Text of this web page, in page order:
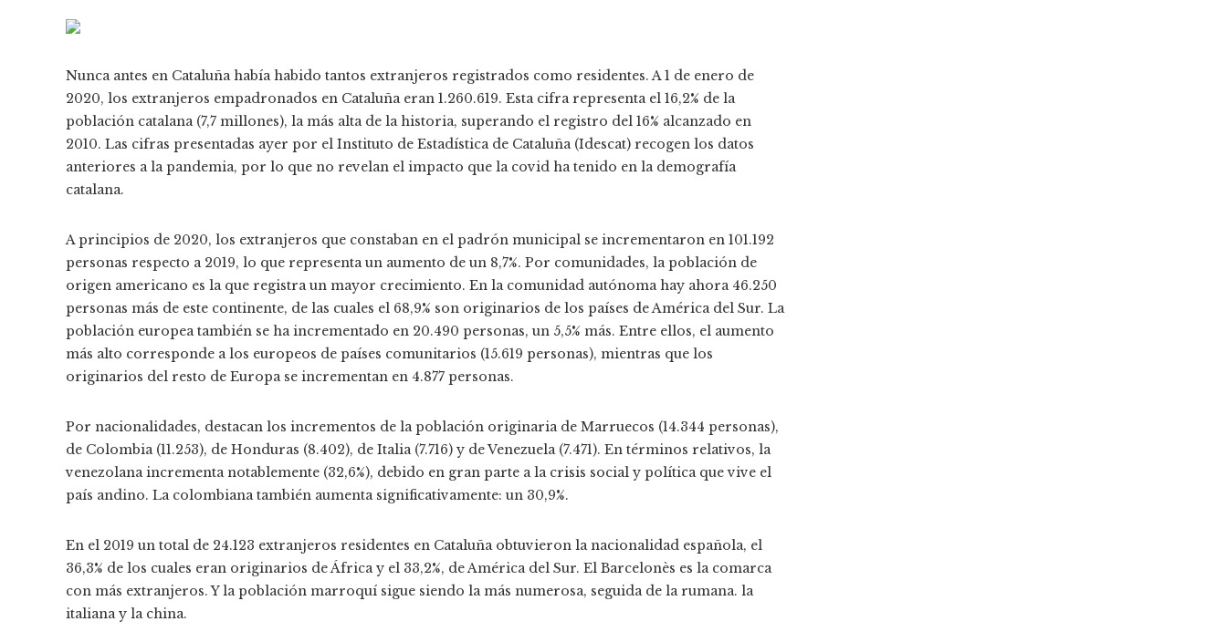
Nunca antes en Cataluña había habido tantos extranjeros registrados como residentes. A 1 de enero de
2020, los extranjeros empadronados en Cataluña eran 1.260.619. Esta cifra representa el 16,2% de la
población catalana (7,7 millones), la más alta de la historia, superando el registro del 16% alcanzado en
2010. Las cifras presentadas ayer por el Instituto de Estadística de Cataluña (Idescat) recogen los datos
anteriores a la pandemia, por lo que no revelan el impacto que la covid ha tenido en la demografía
catalana.
A principios de 2020, los extranjeros que constaban en el padrón municipal se incrementaron en 101.192
personas respecto a 2019, lo que representa un aumento de un 8,7%. Por comunidades, la población de
origen americano es la que registra un mayor crecimiento. En la comunidad autónoma hay ahora 46.250
personas más de este continente, de las cuales el 68,9% son originarios de los países de América del Sur. La
población europea también se ha incrementado en 20.490 personas, un 5,5% más. Entre ellos, el aumento
más alto corresponde a los europeos de países comunitarios (15.619 personas), mientras que los
originarios del resto de Europa se incrementan en 4.877 personas.
Por nacionalidades, destacan los incrementos de la población originaria de Marruecos (14.344 personas),
de Colombia (11.253), de Honduras (8.402), de Italia (7.716) y de Venezuela (7.471). En términos relativos, la
venezolana incrementa notablemente (32,6%), debido en gran parte a la crisis social y política que vive el
país andino. La colombiana también aumenta significativamente: un 30,9%.
En el 2019 un total de 24.123 extranjeros residentes en Cataluña obtuvieron la nacionalidad española, el
36,3% de los cuales eran originarios de África y el 33,2%, de América del Sur. El Barcelonès es la comarca
con más extranjeros. Y la población marroquí sigue siendo la más numerosa, seguida de la rumana. la
italiana y la china.